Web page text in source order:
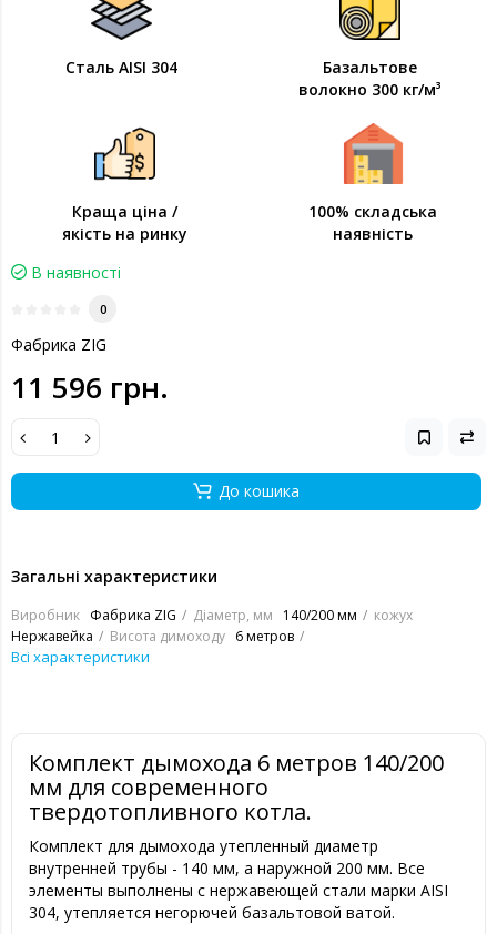
Сталь AISI 304
Базальтове
волокно 300 кг/м³
Краща ціна /
якість на ринку
100% складська
наявність
В наявності
0
Фабрика ZIG
11 596 грн.
До кошика
Загальні характеристики
Виробник Фабрика ZIG Діаметр, мм 140/200 мм
кожух
Нержавейка
Висота димоходу 6 метров
Всі характеристики
Комплект дымохода 6 метров 140/200
мм для современного
твердотопливного котла.
Комплект для дымохода утепленный диаметр
внутренней трубы - 140 мм, а наружной 200 мм. Все
элементы выполнены с нержавеющей стали марки AISI
304, утепляется негорючей базальтовой ватой.